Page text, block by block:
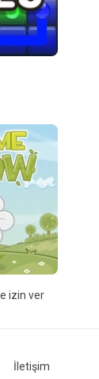
izin ver
İletişim